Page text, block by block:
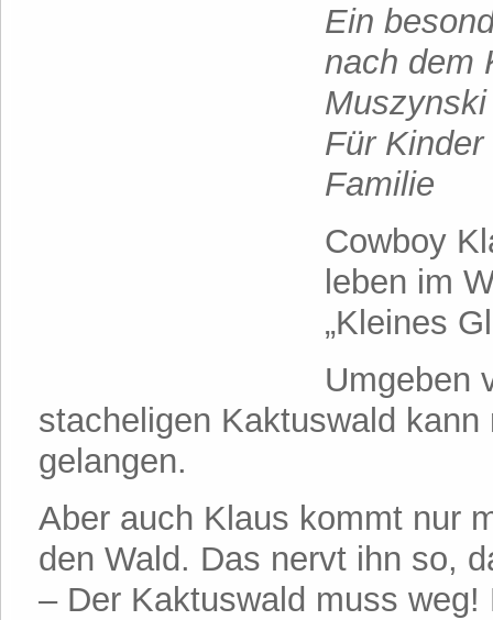
Ein
nach dem
Für
Familie
Cowboy
leben im
„Kleines
Umgeben
stacheligen Kaktuswald
gelangen.
Aber auch Klaus kommt nur
den Wald. Das nervt ihn so,
– Der Kaktuswald muss